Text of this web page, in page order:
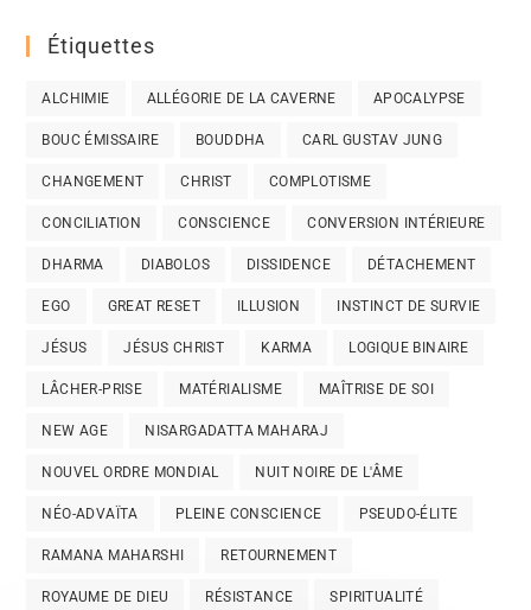
Étiquettes
ALCHIMIE ALLÉGORIE DE LA CAVERNE APOCALYPSE
BOUC ÉMISSAIRE BOUDDHA CARL GUSTAV JUNG
CHANGEMENT CHRIST COMPLOTISME
CONCILIATION CONSCIENCE CONVERSION INTÉRIEURE
DHARMA DIABOLOS DISSIDENCE DÉTACHEMENT
EGO GREAT RESET ILLUSION INSTINCT DE SURVIE
JÉSUS JÉSUS CHRIST KARMA LOGIQUE BINAIRE
LÂCHER-PRISE MATÉRIALISME MAÎTRISE DE SOI
NEW AGE NISARGADATTA MAHARAJ
NOUVEL ORDRE MONDIAL NUIT NOIRE DE L'ÂME
NÉO-ADVAÏTA PLEINE CONSCIENCE PSEUDO-ÉLITE
RAMANA MAHARSHI RETOURNEMENT
ROYAUME DE DIEU RÉSISTANCE SPIRITUALITÉ